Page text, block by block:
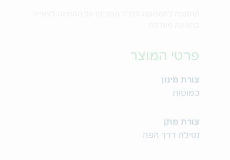
פרטי המוצר
צורת מינון
כמוסות
צורת מתן
נטילה דרך הפה